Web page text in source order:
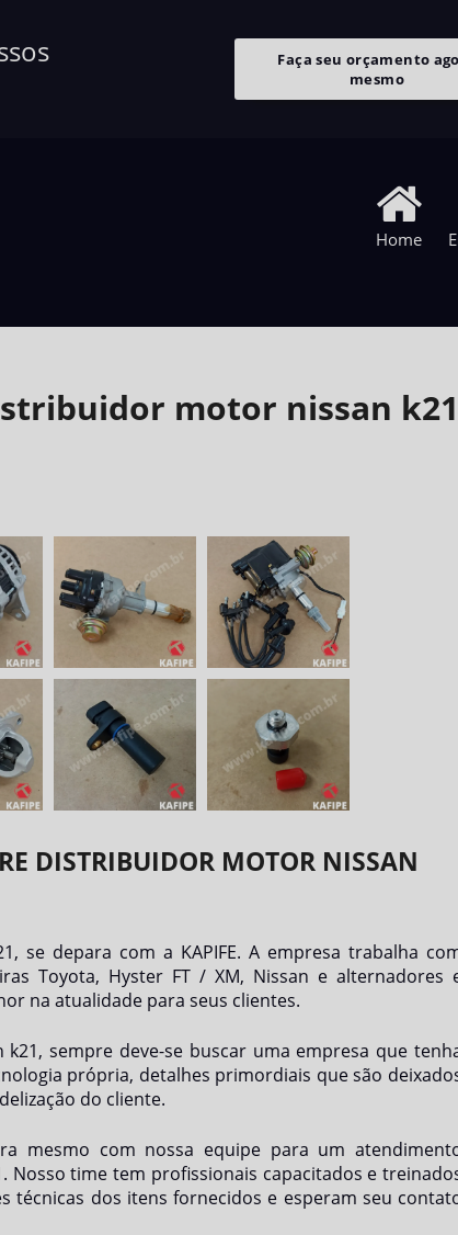
Faça seu orçamento
mesmo
Home
motor nissan k21
DISTRIBUIDOR MOTOR NISSAN
, se depara com a KAPIFE. A empresa trabalha
Toyota, Hyster FT / XM, Nissan e alternadores
na atualidade para seus clientes.
, sempre deve-se buscar uma empresa que
própria, detalhes primordiais que são
do cliente.
mesmo com nossa equipe para um
. Nosso time tem profissionais capacitados e
técnicas dos itens fornecidos e esperam seu